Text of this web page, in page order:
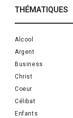
THÉMATIQUES
Alcool
Argent
Business
Christ
Coeur
Célibat
Enfants